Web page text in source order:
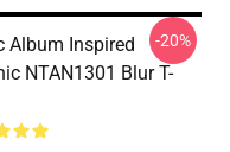
Album Inspired
NTAN1301 Blur T-
-20%